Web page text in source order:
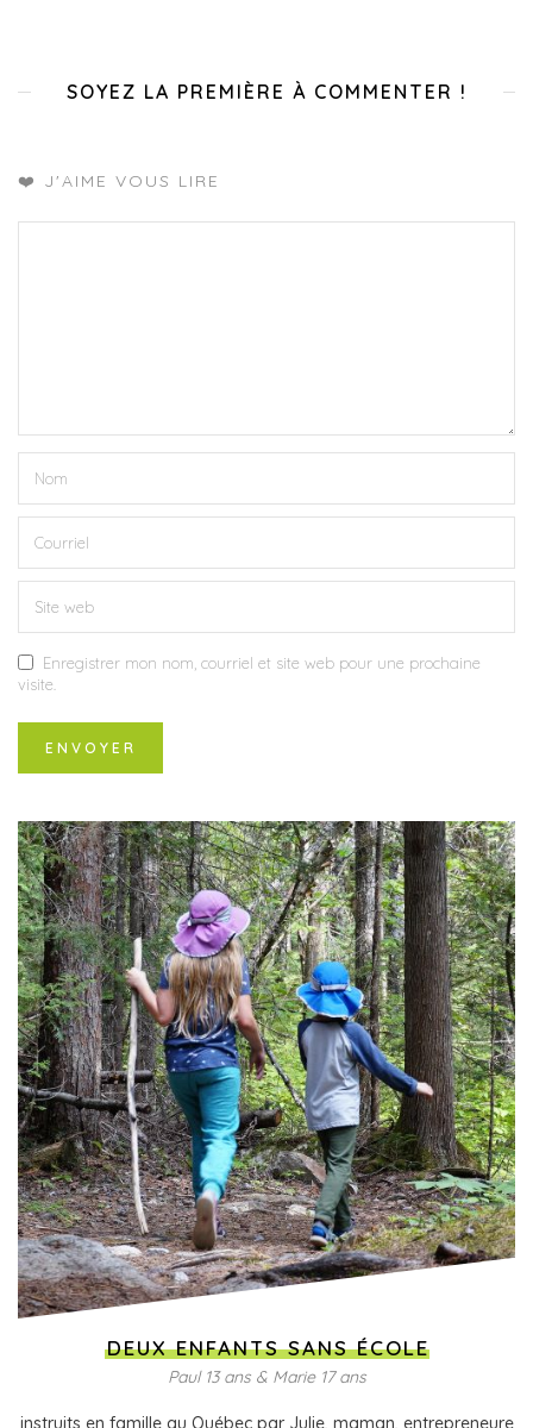
SOYEZ LA PREMIÈRE À COMMENTER !
❤️ J'AIME VOUS LIRE
Enregistrer mon nom, courriel et site web pour une prochaine
visite.
DEUX ENFANTS SANS ÉCOLE
Paul 13 ans & Marie 17 ans
instruits en famille au Québec par Julie, maman, entrepreneure